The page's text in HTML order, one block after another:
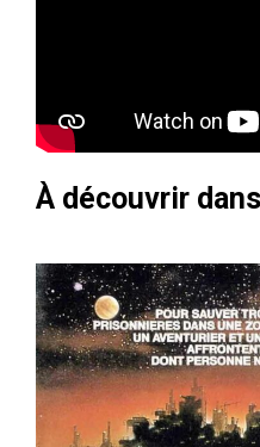
À découvrir